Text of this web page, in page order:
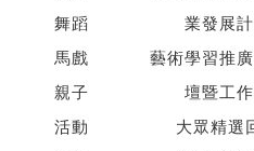
舞蹈
馬戲
親子
活動
業發展
藝術學習推
壇暨工
大眾精選